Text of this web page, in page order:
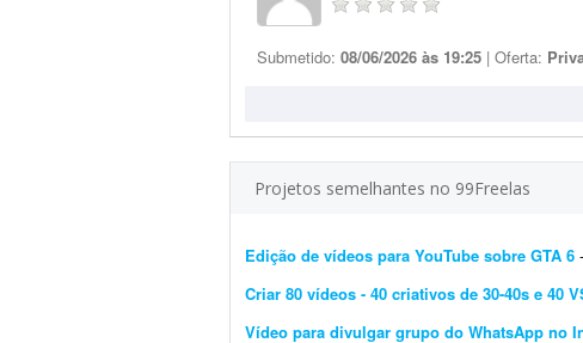
Submetido: 08/06/2026 às 19:25 | Oferta:
Projetos semelhantes no 99Freelas
Edição de vídeos para YouTube sobre GTA 6
Criar 80 vídeos - 40 criativos de 30-40s e 40
Vídeo para divulgar grupo do WhatsApp no